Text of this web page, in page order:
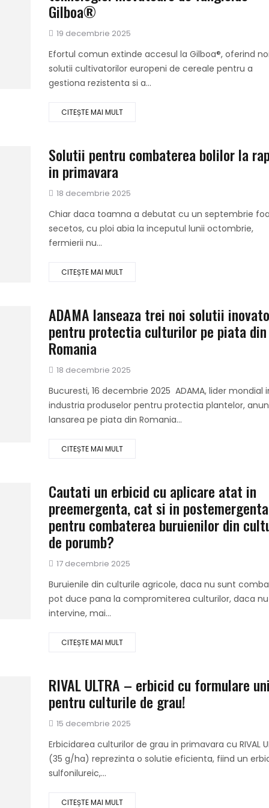
Gilboa®
Publicat
19 decembrie 2025
Efortul comun extinde accesul la Gilboa®, oferind
solutii cultivatorilor europeni de cereale pentru a
gestiona rezistenta si a...
CITEȘTE MAI MULT
Solutii pentru combaterea bolilor la
in primavara
Publicat
pe
18 decembrie 2025
Chiar daca toamna a debutat cu un septembrie
secetos, cu ploi abia la inceputul lunii octombrie,
fermierii nu...
CITEȘTE MAI MULT
ADAMA lanseaza trei noi solutii
pentru protectia culturilor pe piata din
Romania
Publicat
18 decembrie 2025
Bucuresti, 16 decembrie 2025 ADAMA, lider mondial
industria produselor pentru protectia plantelor,
lansarea pe piata din Romania...
CITEȘTE MAI MULT
Cautati un erbicid cu aplicare atat in
preemergenta, cat si in
pentru combaterea buruienilor din
de porumb?
Publicat
17 decembrie 2025
Buruienile din culturile agricole, daca nu sunt
pot duce pana la compromiterea culturilor, daca
intervine, mai...
CITEȘTE MAI MULT
RIVAL ULTRA – erbicid cu formulare
pentru culturile de grau!
Publicat
pe
15 decembrie 2025
Erbicidarea culturilor de grau in primavara cu RIVAL
(35 g/ha) reprezinta o solutie eficienta, fiind un
sulfonilureic,...
CITEȘTE MAI MULT